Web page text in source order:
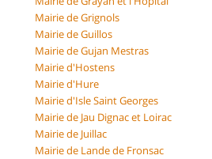
Mairie de Grignols
Mairie de Guillos
Mairie de Gujan Mestras
Mairie d'Hostens
Mairie d'Hure
Mairie d'Isle Saint Georges
Mairie de Jau Dignac et Loirac
Mairie de Juillac
Mairie de Lande de Fronsac